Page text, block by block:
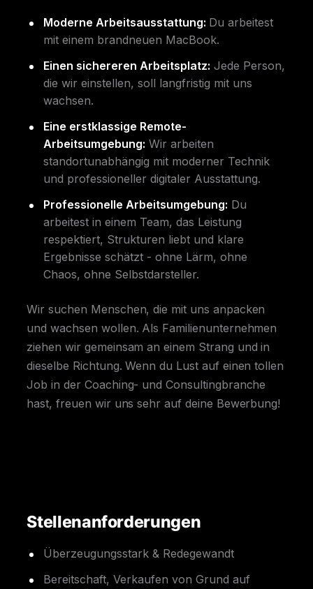
Moderne Arbeitsausstattung: Du arbeitest
mit einem brandneuen MacBook.
Einen sichereren Arbeitsplatz: Jede Person,
die wir einstellen, soll langfristig mit uns
wachsen.
Eine erstklassige Remote-
Arbeitsumgebung: Wir arbeiten
standortunabhängig mit moderner Technik
und professioneller digitaler Ausstattung.
Professionelle Arbeitsumgebung: Du
arbeitest in einem Team, das Leistung
respektiert, Strukturen liebt und klare
Ergebnisse schätzt - ohne Lärm, ohne
Chaos, ohne Selbstdarsteller.
Wir suchen Menschen, die mit uns anpacken
und wachsen wollen. Als Familienunternehmen
ziehen wir gemeinsam an einem Strang und in
dieselbe Richtung. Wenn du Lust auf einen tollen
Job in der Coaching- und Consultingbranche
hast, freuen wir uns sehr auf deine Bewerbung!
Stellenanforderungen
Überzeugungsstark & Redegewandt
Bereitschaft, Verkaufen von Grund auf